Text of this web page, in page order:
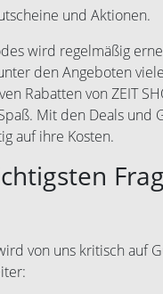
und Aktionen.
wird regelmäßig
den Angeboten
Rabatten von ZEIT
Mit den Deals und
auf ihre Kosten.
von uns kritisch